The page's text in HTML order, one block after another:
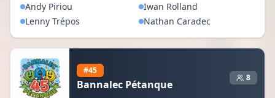
Andy Piriou Iwan Rolland
Lenny Trépos Nathan Caradec
#45
Bannalec Pétanque
8